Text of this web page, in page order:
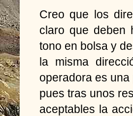
Creo que los
claro que deben
tono en bolsa y
la misma
operadora es
pues tras unos
aceptables la